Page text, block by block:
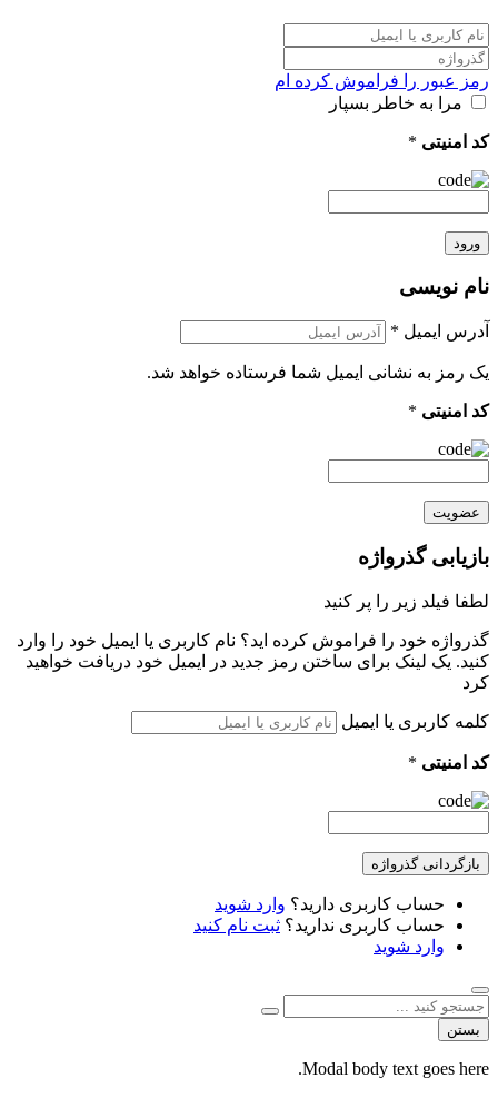
رمز عبور را فراموش کرده ام
مرا به خاطر بسپار
کد امنیتی *
ورود
نام نویسی
آدرس ایمیل *
یک رمز به نشانی ایمیل شما فرستاده خواهد شد.
کد امنیتی *
عضویت
بازیابی گذرواژه
لطفا فیلد زیر را پر کنید
گذرواژه خود را فراموش کرده اید؟ نام کاربری یا ایمیل خود را وارد
کنید. یک لینک برای ساختن رمز جدید در ایمیل خود دریافت خواهید
کرد
کلمه کاربری یا ایمیل
کد امنیتی *
بازگردانی گذرواژه
حساب کاربری دارید؟ وارد شوید
حساب کاربری ندارید؟ ثبت نام کنید
وارد شوید
بستن
Modal body text goes here.